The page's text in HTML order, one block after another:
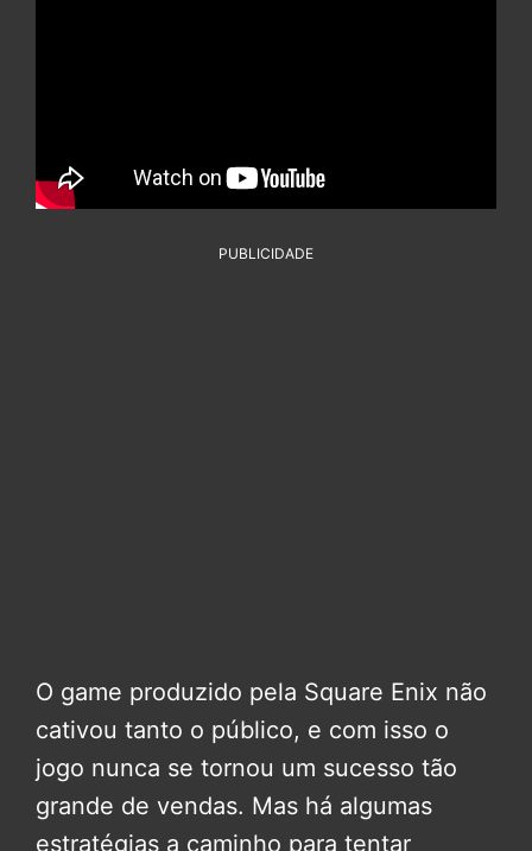
PUBLICIDADE
O game produzido pela Square Enix não
cativou tanto o público, e com isso o
jogo nunca se tornou um sucesso tão
grande de vendas. Mas há algumas
estratégias a caminho para tentar